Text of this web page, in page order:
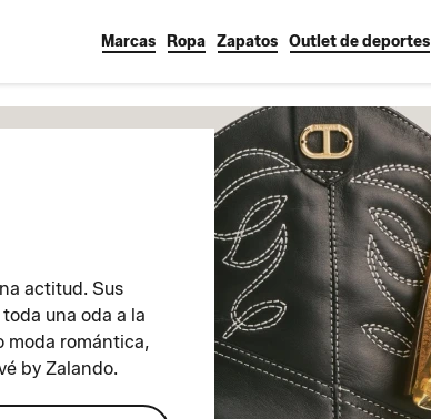
Marcas Ropa Zapatos Outlet de deportes
actitud. Sus
una oda a la
moda romántica,
by Zalando.